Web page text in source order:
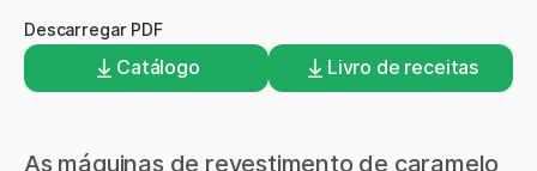
Descarregar PDF
Catálogo Livro de receitas
As máquinas de revestimento de caramelo